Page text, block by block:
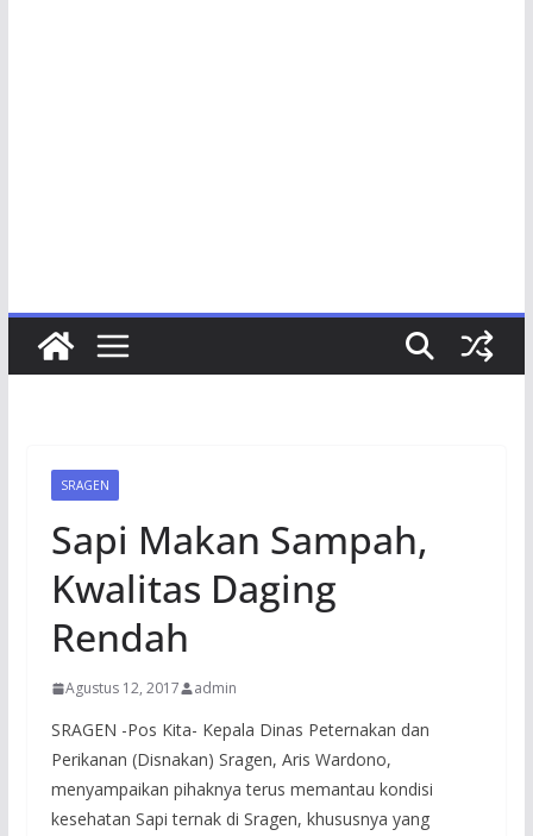
SRAGEN
Sapi Makan Sampah,
Kwalitas Daging
Rendah
Agustus 12, 2017 admin
⁠⁠⁠SRAGEN -Pos Kita- Kepala Dinas Peternakan dan
Perikanan (Disnakan) Sragen, Aris Wardono,
menyampaikan pihaknya terus memantau kondisi
kesehatan Sapi ternak di Sragen, khususnya yang